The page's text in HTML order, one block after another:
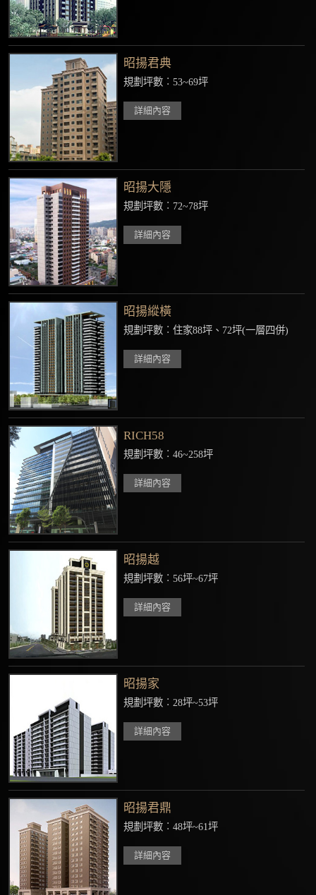
昭揚君典
規劃坪數︰53~69坪
詳細內容
昭揚大隱
規劃坪數︰72~78坪
詳細內容
昭揚縱橫
規劃坪數︰住家88坪、72坪(一層四併)
詳細內容
RICH58
規劃坪數︰46~258坪
詳細內容
昭揚越
規劃坪數︰56坪~67坪
詳細內容
昭揚家
規劃坪數︰28坪~53坪
詳細內容
昭揚君鼎
規劃坪數︰48坪~61坪
詳細內容